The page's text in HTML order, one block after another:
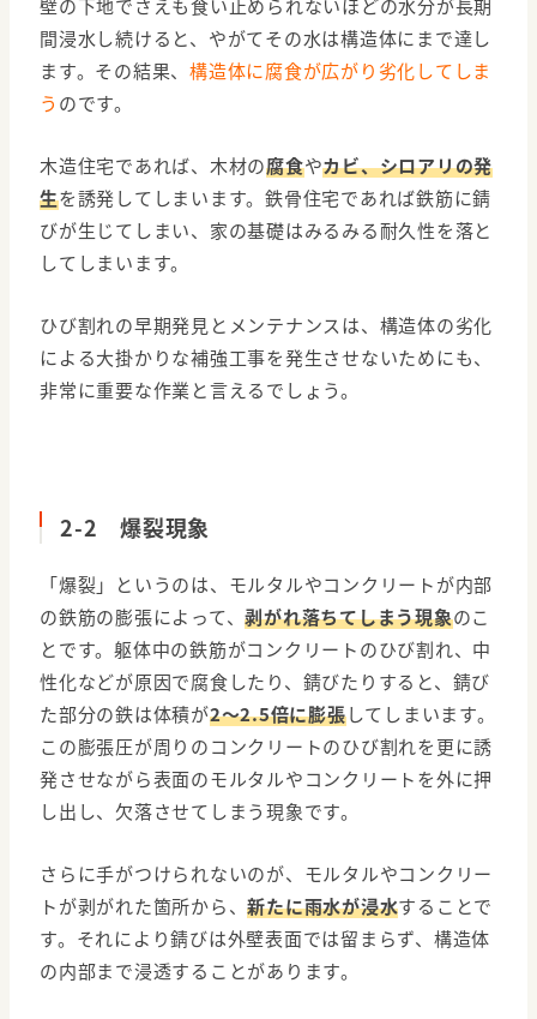
壁の下地でさえも食い止められないほどの水分が長期
間浸水し続けると、やがてその水は構造体にまで達し
ます。その結果、 構造体に腐食が広がり劣化してしま
う のです。
木造住宅であれば、木材の腐食やカビ、シロアリの発
生を誘発してしまいます。鉄骨住宅であれば鉄筋に錆
びが生じてしまい、家の基礎はみるみる耐久性を落と
してしまいます。
ひび割れの早期発見とメンテナンスは、構造体の劣化
による大掛かりな補強工事を発生させないためにも、
非常に重要な作業と言えるでしょう。
2-2 爆裂現象
「爆裂」というのは、モルタルやコンクリートが内部
の鉄筋の膨張によって、剥がれ落ちてしまう現象のこ
とです。躯体中の鉄筋がコンクリートのひび割れ、中
性化などが原因で腐食したり、錆びたりすると、錆び
た部分の鉄は体積が2～2.5倍に膨張してしまいます。
この膨張圧が周りのコンクリートのひび割れを更に誘
発させながら表面のモルタルやコンクリートを外に押
し出し、欠落させてしまう現象です。
さらに手がつけられないのが、モルタルやコンクリー
トが剥がれた箇所から、新たに雨水が浸水することで
す。それにより錆びは外壁表面では留まらず、構造体
の内部まで浸透することがあります。